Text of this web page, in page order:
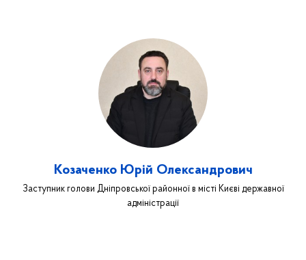
Козаченко Юрій Олександрович
Заступник голови Дніпровської районної в місті Києві державної
адміністрації